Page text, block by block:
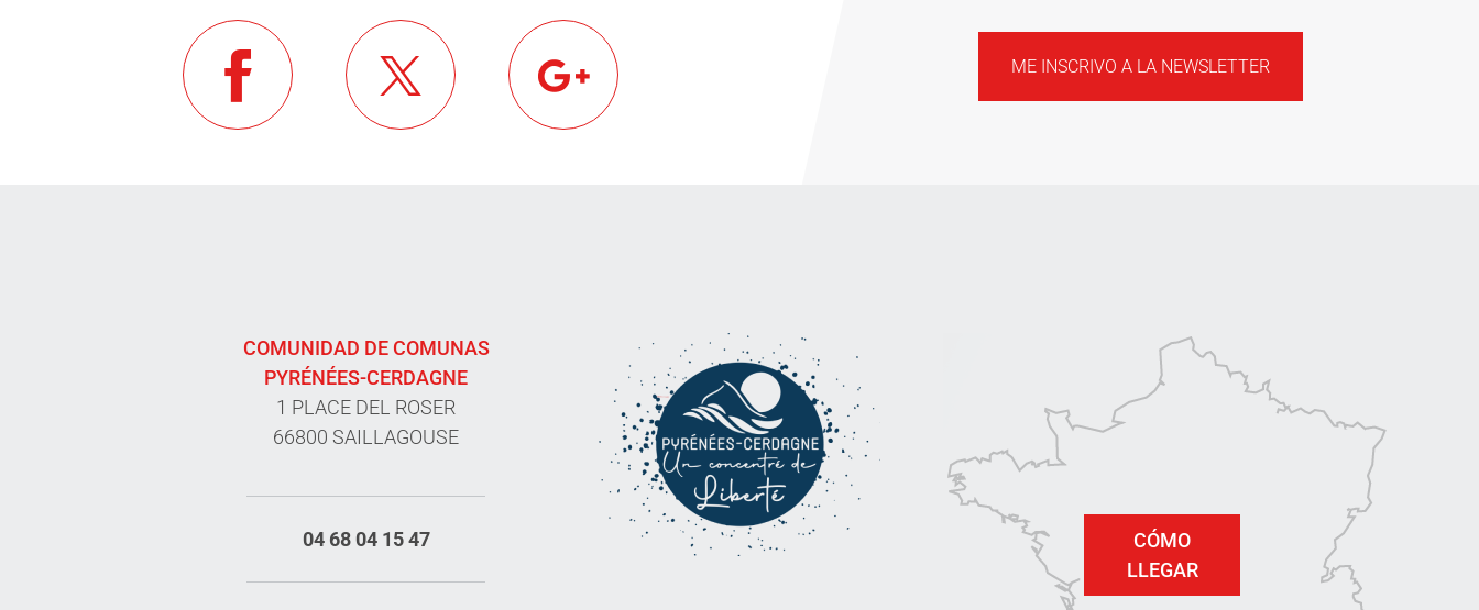
ME INSCRIVO A LA NEWSLETTER
COMUNIDAD DE COMUNAS
PYRÉNÉES-CERDAGNE
1 PLACE DEL ROSER
66800 SAILLAGOUSE
04 68 04 15 47
CÓMO
LLEGAR